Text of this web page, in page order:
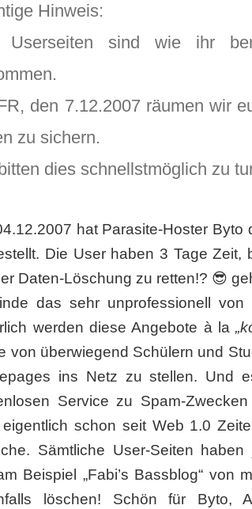
Hinweis:
Userseiten sind wie ihr
den 7.12.2007 räumen wir
zu sichern.
dies schnellstmöglich zu
hat Parasite-Hoster
Die User haben 3 Tage Zeit,
Daten-Löschung zu retten!? 😎
das sehr unprofessionell
werden diese Angebote à la
von überwiegend Schülern und
ins Netz zu stellen. Und
Service zu Spam-
schon seit Web 1.0
Sämtliche User-Seiten
Beispiel „Fabi’s Bassblog“ von
löschen! Schön für Byto,